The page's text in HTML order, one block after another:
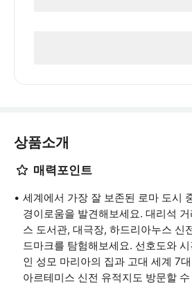
상품소개
매력포인트
세계에서 가장 잘 보존된 로마 도시
경이로움을 발견해보세요. 대리석
스 도서관, 대극장, 하드리아누스 신
드마크를 탐험해보세요. 선호도와
인 성모 마리아의 집과 고대 세계 7
아르테미스 신전 유적지도 방문할